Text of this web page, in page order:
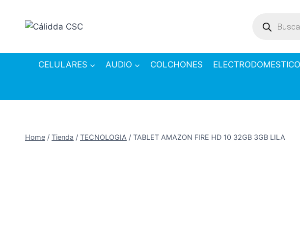
search
CELULARES AUDIO COLCHONES
Home / Tienda / TECNOLOGIA / TABLET AMAZON FIRE HD 10 32GB 3GB LILA